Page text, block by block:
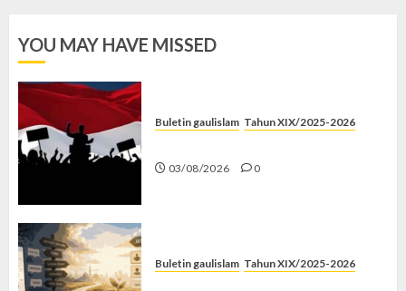
YOU MAY HAVE MISSED
Buletin gaulislam Tahun XIX/2025-2026
03/08/2026 0
Buletin gaulislam Tahun XIX/2025-2026